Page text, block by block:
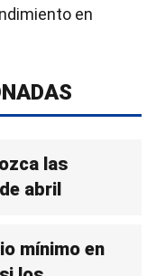
en
las
abril
mínimo en